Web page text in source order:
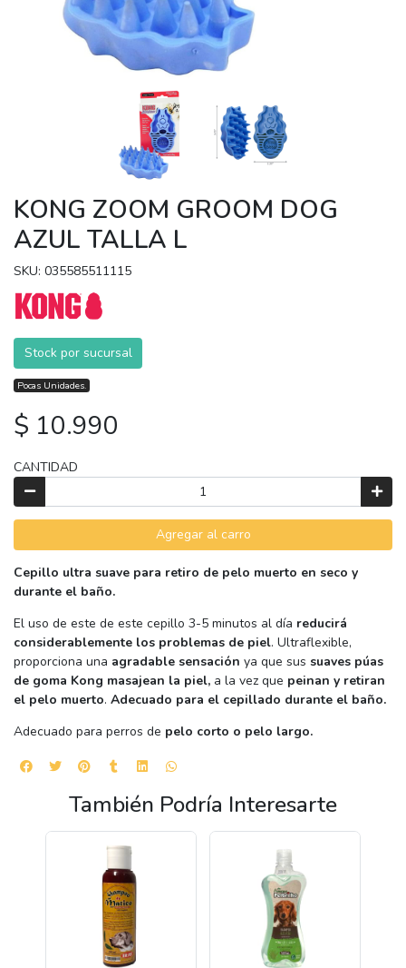
KONG ZOOM GROOM DOG
AZUL TALLA L
SKU: 035585511115
Stock por sucursal
Pocas Unidades.
$ 10.990
CANTIDAD
Agregar al carro
Cepillo ultra suave para retiro de pelo muerto en seco y
durante el baño.
El uso de este de este cepillo 3-5 minutos al día reducirá
considerablemente los problemas de piel. Ultraflexible,
proporciona una agradable sensación ya que sus suaves púas
de goma Kong masajean la piel, a la vez que peinan y retiran
el pelo muerto. Adecuado para el cepillado durante el baño.
Adecuado para perros de pelo corto o pelo largo.
También Podría Interesarte